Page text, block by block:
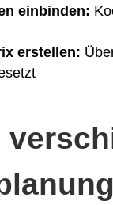
einbinden:
erstellen: